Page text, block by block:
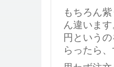
もちろん
ん違いま
円という
らったら